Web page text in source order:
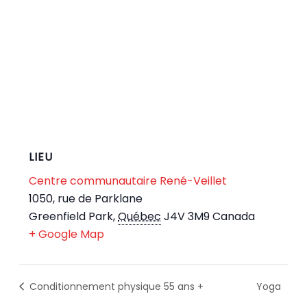
LIEU
Centre communautaire René-Veillet
1050, rue de Parklane
Greenfield Park,Québec J4V 3M9Canada
+ Google Map
Conditionnement physique 55 ans +
Yoga